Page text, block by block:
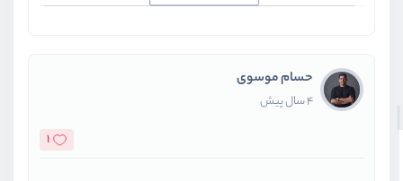
حسام موسوی
4 سال پیش
1